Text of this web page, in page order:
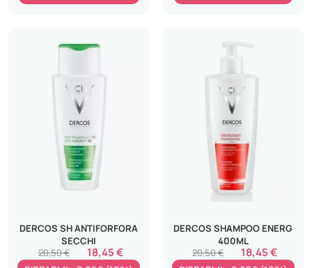
DERCOS SH ANTIFORFORA
SECCHI
18,45 €
20,50 €
DERCOS SHAMPOO ENERG
400ML
18,45 €
20,50 €